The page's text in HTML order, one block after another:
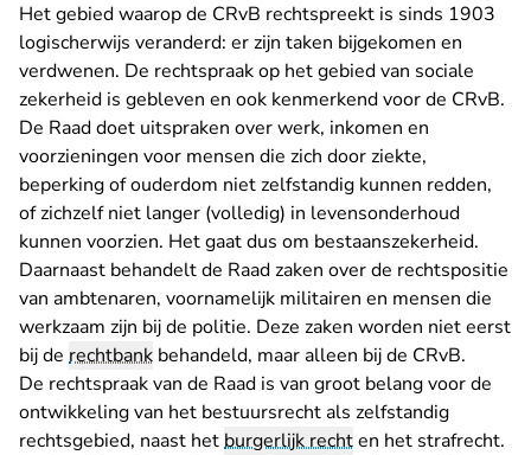
Het gebied waarop de CRvB rechtspreekt is sinds 1903
logischerwijs veranderd: er zijn taken bijgekomen en
verdwenen. De rechtspraak op het gebied van sociale
zekerheid is gebleven en ook kenmerkend voor de CRvB.
De Raad doet uitspraken over werk, inkomen en
voorzieningen voor mensen die zich door ziekte,
beperking of ouderdom niet zelfstandig kunnen redden,
of zichzelf niet langer (volledig) in levensonderhoud
kunnen voorzien. Het gaat dus om bestaanszekerheid.
Daarnaast behandelt de Raad zaken over de rechtspositie
van ambtenaren, voornamelijk militairen en mensen die
werkzaam zijn bij de politie. Deze zaken worden niet eerst
bij de rechtbank behandeld, maar alleen bij de CRvB.
De rechtspraak van de Raad is van groot belang voor de
ontwikkeling van het bestuursrecht als zelfstandig
rechtsgebied, naast hetburgerlijk rechten het strafrecht.